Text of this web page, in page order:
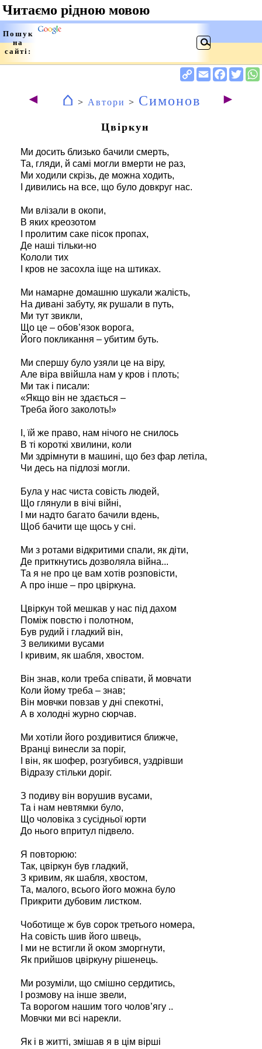
◄ ⌂ > Автори > Симонов ►
Цвіркун
Ми досить близько бачили смерть,
Та, гляди, й самі могли вмерти не раз,
Ми ходили скрізь, де можна ходить,
І дивились на все, що було довкруг нас.
Ми влізали в окопи,
В яких креозотом
І пролитим саке пісок пропах,
Де наші тільки-но
Кололи тих
І кров не засохла іще на штиках.
Ми намарне домашню шукали жалість,
На дивані забуту, як рушали в путь,
Ми тут звикли,
Що це – обов’язок ворога,
Його покликання – убитим буть.
Ми спершу було узяли це на віру,
Але віра ввійшла нам у кров і плоть;
Ми так і писали:
«Якщо він не здається –
Треба його заколоть!»
І, їй же право, нам нічого не снилось
В ті короткі хвилини, коли
Ми здрімнути в машині, що без фар летіла,
Чи десь на підлозі могли.
Була у нас чиста совість людей,
Що глянули в вічі війні,
І ми надто багато бачили вдень,
Щоб бачити ще щось у сні.
Ми з ротами відкритими спали, як діти,
Де приткнутись дозволяла війна...
Та я не про це вам хотів розповісти,
А про інше – про цвіркуна.
Цвіркун той мешкав у нас під дахом
Поміж повстю і полотном,
Був рудий і гладкий він,
З великими вусами
І кривим, як шабля, хвостом.
Він знав, коли треба співати, й мовчати
Коли йому треба – знав;
Він мовчки повзав у дні спекотні,
А в холодні журно сюрчав.
Ми хотіли його роздивитися ближче,
Вранці винесли за поріг,
І він, як шофер, розгубився, уздрівши
Відразу стільки доріг.
З подиву він ворушив вусами,
Та і нам невтямки було,
Що чоловіка з сусідньої юрти
До нього впритул підвело.
Я повторюю:
Так, цвіркун був гладкий,
З кривим, як шабля, хвостом,
Та, малого, всього його можна було
Прикрити дубовим листком.
Чоботище ж був сорок третього номера,
На совість шив його швець,
І ми не встигли й оком зморгнути,
Як прийшов цвіркуну рішенець.
Ми розуміли, що смішно сердитись,
І розмову на інше звели,
Та ворогом нашим того чолов’ягу ..
Мовчки ми всі нарекли.
Як і в житті, змішав я в цім вірші